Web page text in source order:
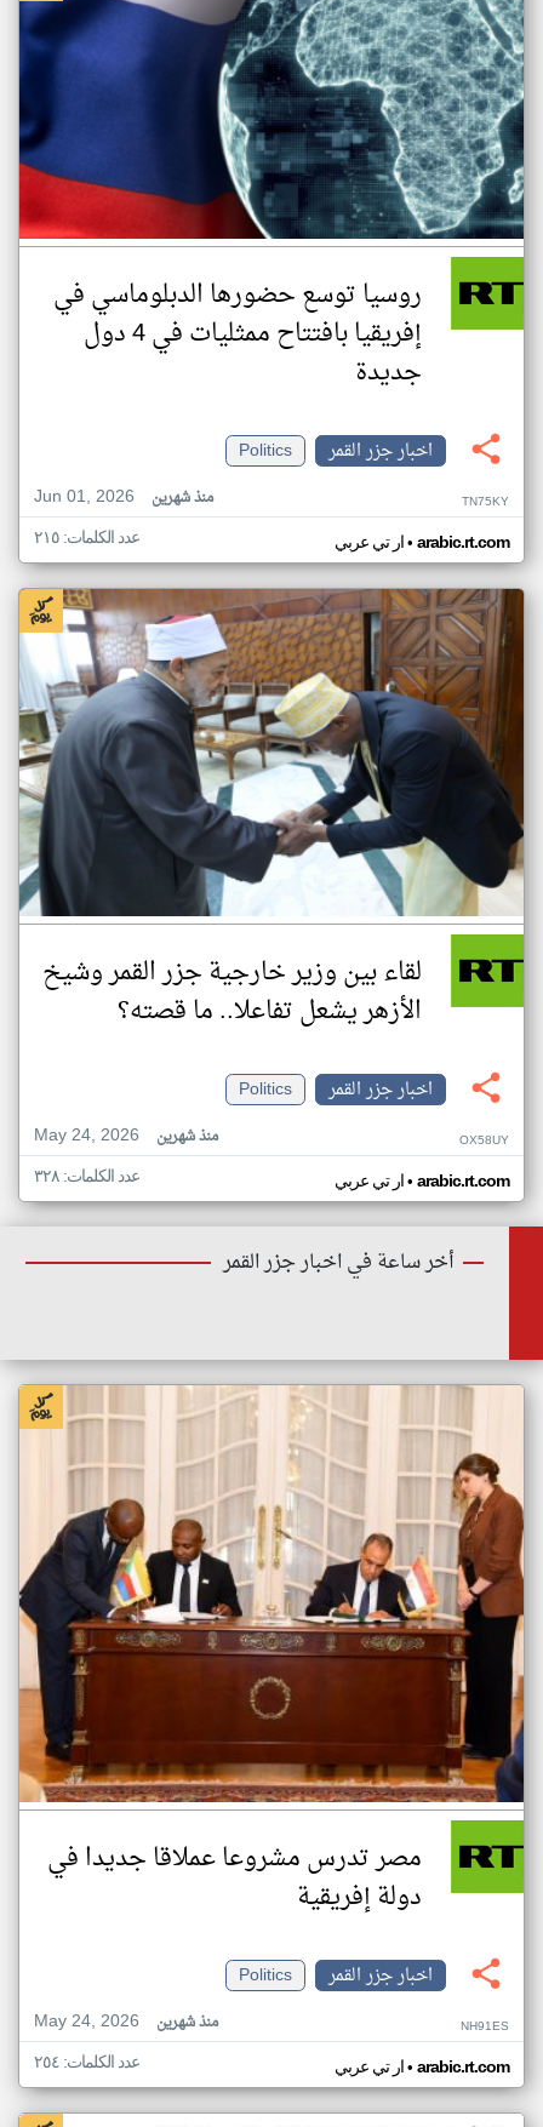
روسيا توسع حضورها الدبلوماسي في
إفريقيا بافتتاح ممثليات في 4 دول
جديدة
اخبار جزر القمر
Politics
Jun 01, 2026
منذ شهرين TN75KY
ار تي عربي• arabic.rt.com عدد الكلمات: ٢١٥
لقاء بين وزير خارجية جزر القمر وشيخ
الأزهر يشعل تفاعلا.. ما قصته؟
اخبار جزر القمر
Politics
May 24, 2026
منذ شهرين OX58UY
ار تي عربي• arabic.rt.com عدد الكلمات: ٣٢٨
أخر ساعة في اخبار جزر القمر
مصر تدرس مشروعا عملاقا جديدا في
دولة إفريقية
اخبار جزر القمر
Politics
May 24, 2026
منذ شهرين NH91ES
ار تي عربي• arabic.rt.com عدد الكلمات: ٢٥٤